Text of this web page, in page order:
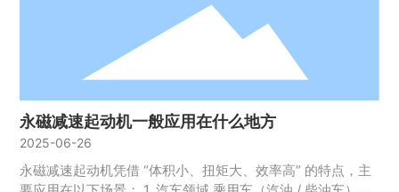
实现启停、正反转及调速，电路设计成本低。 4. 运行稳定性
高 转速受负载波动影响小（闭环控制下更稳定），且维护相
对方便（如电刷可更换），适合长时间连续运行。 5. 效率范
围宽 在低速大扭矩和高速小扭矩工况下均能保持较高效率，
永磁减速起动机一般应用在什么地方
2025-06-26
永磁减速起动机凭借 “体积小、扭矩大、效率高” 的特点，主